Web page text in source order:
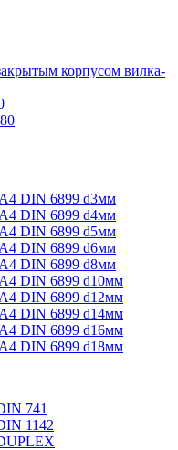
корпусом вилка-
DIN 6899 d3мм
DIN 6899 d4мм
DIN 6899 d5мм
DIN 6899 d6мм
DIN 6899 d8мм
DIN 6899 d10мм
DIN 6899 d12мм
DIN 6899 d14мм
DIN 6899 d16мм
DIN 6899 d18мм
741
1142